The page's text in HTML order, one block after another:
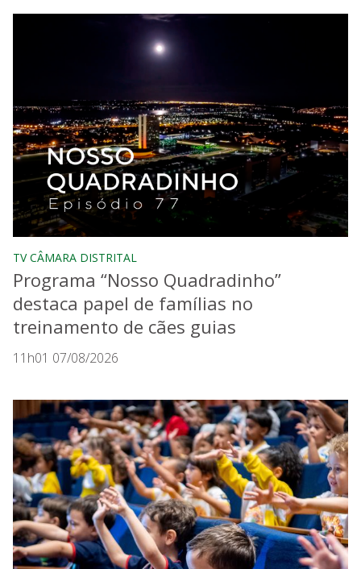
TV CÂMARA DISTRITAL
Programa “Nosso Quadradinho”
destaca papel de famílias no
treinamento de cães guias
11h01 07/08/2026